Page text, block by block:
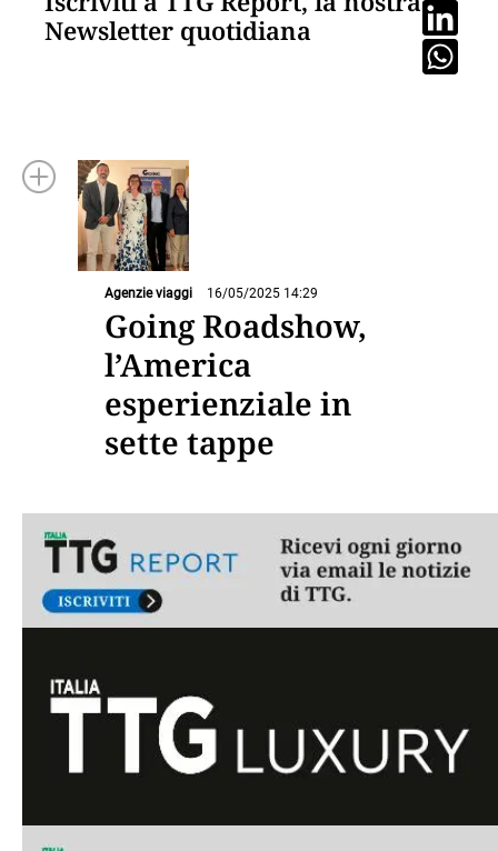
Newsletter quotidiana
Agenzie viaggi 16/05/2025 14:29
Going Roadshow,
l’America
esperienziale in
sette tappe